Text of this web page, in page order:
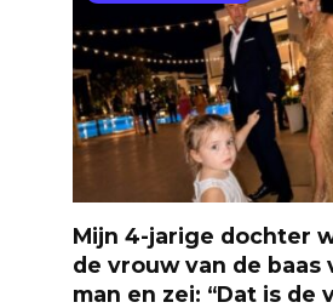
Mijn 4-jarige dochter
de vrouw van de baas
man en zei: “Dat is de